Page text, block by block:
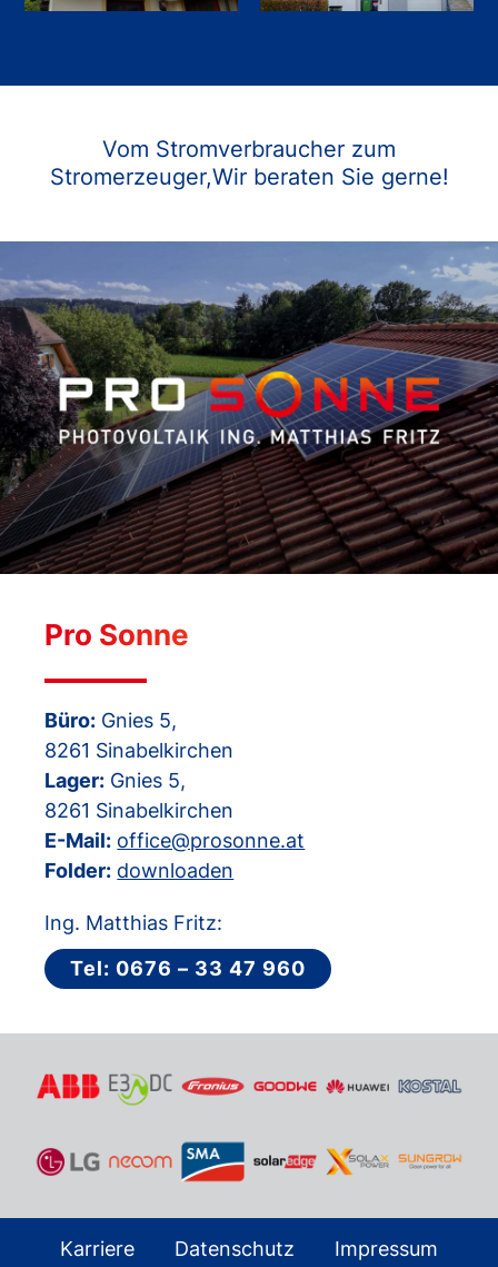
Vom Stromverbraucher zum
Stromerzeuger,Wir beraten Sie gerne!
Pro Sonne
Büro: Gnies 5,
8261 Sinabelkirchen
Lager: Gnies 5,
8261 Sinabelkirchen
E-Mail: office@prosonne.at
Folder: downloaden
Ing. Matthias Fritz:
Tel: 0676 – 33 47 960
Karriere Datenschutz Impressum